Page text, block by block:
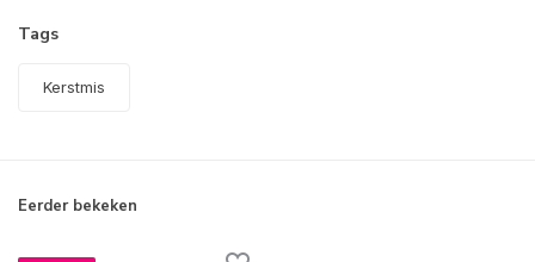
Tags
Kerstmis
Eerder bekeken